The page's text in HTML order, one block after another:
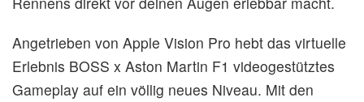
Angetrieben von Apple Vision Pro hebt das virtuelle
Erlebnis BOSS x Aston Martin F1 videogestütztes
Gameplay auf ein völlig neues Niveau. Mit den